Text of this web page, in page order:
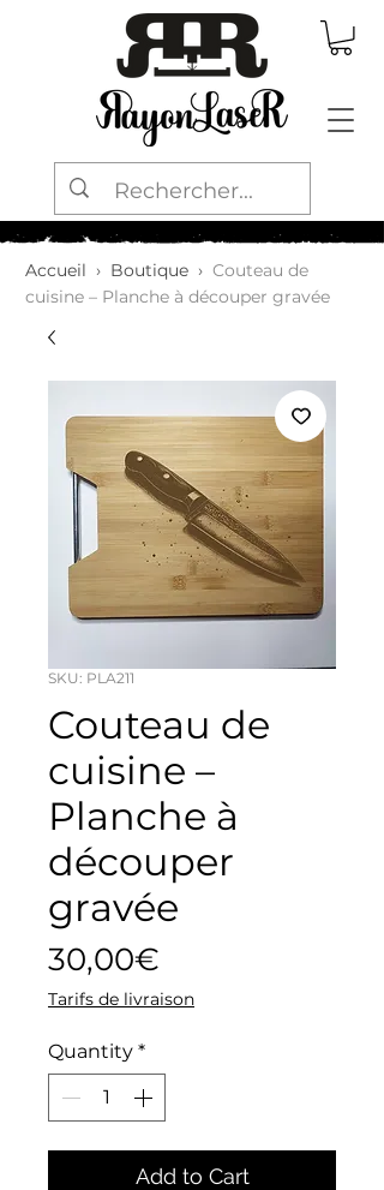
Accueil › Boutique › Couteau de
cuisine – Planche à découper gravée
SKU: PLA211
Couteau de
cuisine –
Planche à
découper
gravée
30,00€
Tarifs de livraison
Quantity *
Add to Cart